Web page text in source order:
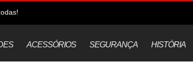
ACESSÓRIOS SEGURANÇA HISTÓRIA